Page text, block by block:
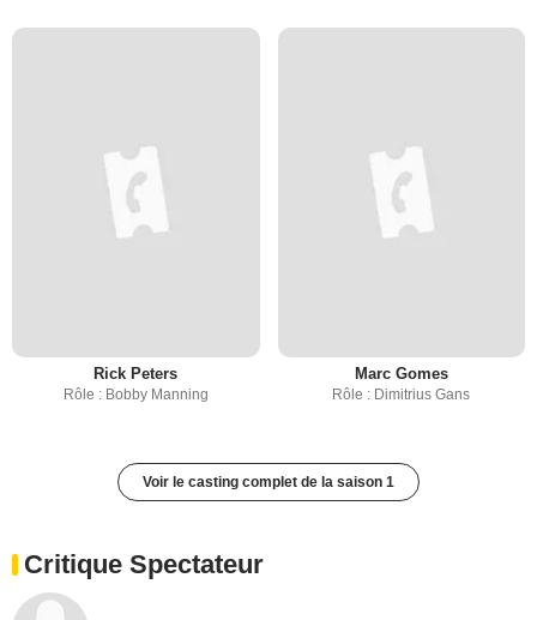
Rick Peters
Rôle : Bobby Manning
Marc Gomes
Rôle : Dimitrius Gans
Voir le casting complet de la saison 1
Critique Spectateur